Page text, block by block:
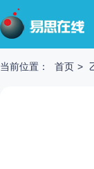
当前位置： 首页 >